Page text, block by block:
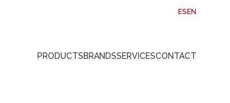
ES EN
PRODUCTSBRANDSSERVICESCONTACT